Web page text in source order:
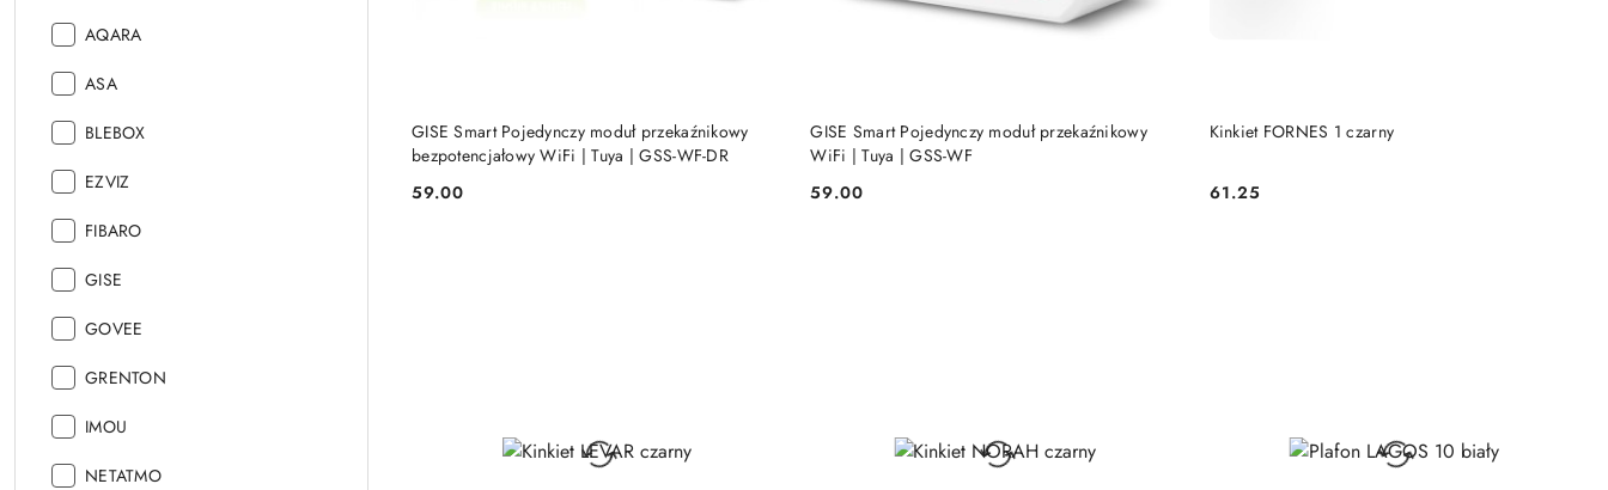
Producent:
AQARA
Producent:
ASA
Producent:
BLEBOX
Producent:
EZVIZ
Producent:
FIBARO
Producent:
GISE
Producent:
GOVEE
Producent:
GRENTON
Producent:
IMOU
Producent:
NETATMO
GISE Smart Pojedynczy moduł przekaźnikowy
bezpotencjałowy WiFi | Tuya | GSS-WF-DR
Cena:
59.00
DODAJ DO KOSZYKA
GISE Smart Pojedynczy moduł przekaźnikowy
WiFi | Tuya | GSS-WF
Cena:
59.00
DODAJ DO KOSZYKA Kinkiet FORNES 1 czarny
Cena:
61.25
DODAJ DO KOSZYKA